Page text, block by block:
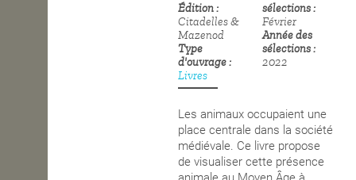
Édition
Citadelles &
Mazenod
Type
d'ouvrage
Livres
sélections
Février
Année des
sélections
2022
Les animaux occupaient une
place centrale dans la société
médiévale. Ce livre propose
de visualiser cette présence